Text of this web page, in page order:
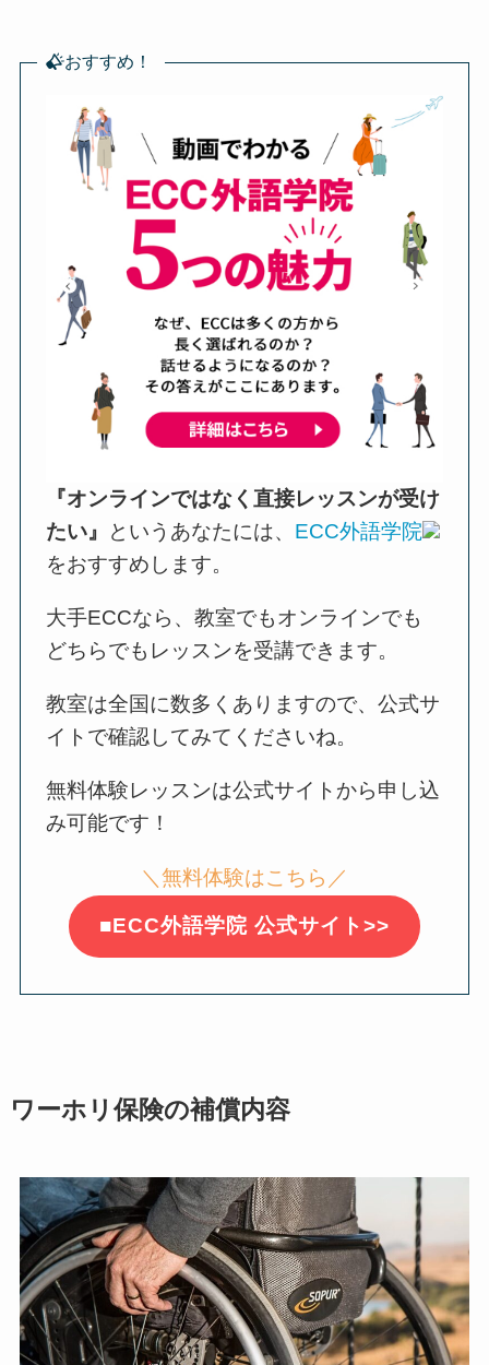
おすすめ！
『オンラインではなく直接レッスンが受け
たい』
というあなたには、 ECC外語学院
をおすすめします。
大手ECCなら、教室でもオンラインでも
どちらでもレッスンを受講できます。
教室は全国に数多くありますので、公式サ
イトで確認してみてくださいね。
無料体験レッスンは公式サイトから申し込
み可能です！
＼無料体験はこちら／
■ECC外語学院 公式サイト>>
ワーホリ保険の補償内容